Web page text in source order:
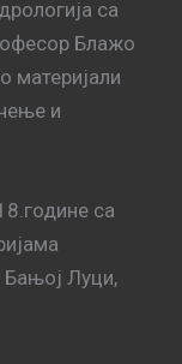
са
Блажо
материјали
и
са
Бањој Луци,